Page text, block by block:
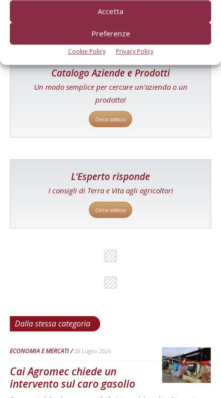
Accetta
Preferenze
Cookie Policy Privacy Policy
Catalogo Aziende e Prodotti
Un modo semplice per cercare un'azienda o un
prodotto!
Cerca adesso
L'Esperto risponde
I consigli di Terra e Vita agli agricoltori
Cerca adesso
Dalla stessa categoria
ECONOMIA E MERCATI 28 Luglio 2026
Cai Agromec chiede un
intervento sul caro gasolio